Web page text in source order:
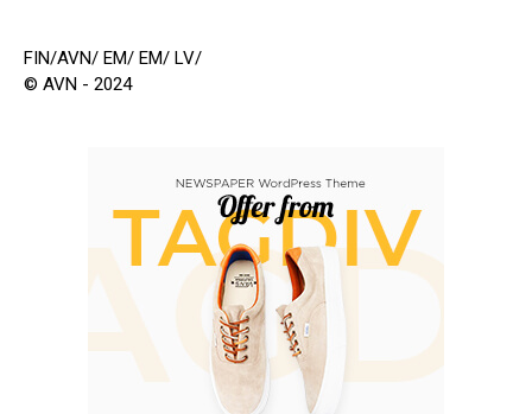
FIN/AVN/ EM/ EM/ LV/
© AVN - 2024